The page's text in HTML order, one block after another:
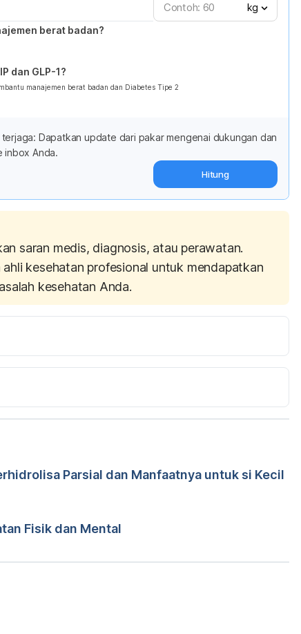
kg
berat badan?
dan GLP-1?
manajemen berat badan dan Diabetes Tipe 2
Dapatkan update dari pakar mengenai dukungan dan
inbox Anda.
Hitung
saran medis, diagnosis, atau perawatan.
kesehatan profesional untuk mendapatkan
kesehatan Anda.
275921.php
features/mad-about-mangos#1
Tania SavitriParsial dan Manfaatnya untuk si Kecil
Fisik dan Mental